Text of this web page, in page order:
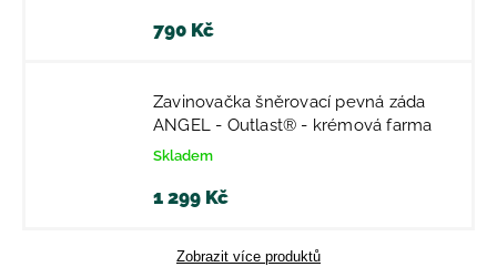
790 Kč
Zavinovačka šněrovací pevná záda
ANGEL - Outlast® - krémová farma
Skladem
1 299 Kč
Zobrazit více produktů